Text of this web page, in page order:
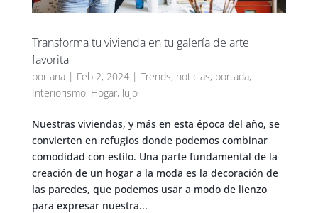
Transforma tu vivienda en tu galería de arte
favorita
por ana| Feb 2, 2024| Trends, noticias, portada,
Interiorismo, Hogar, lujo
Nuestras viviendas, y más en esta época del año, se
convierten en refugios donde podemos combinar
comodidad con estilo. Una parte fundamental de la
creación de un hogar a la moda es la decoración de
las paredes, que podemos usar a modo de lienzo
para expresar nuestra...